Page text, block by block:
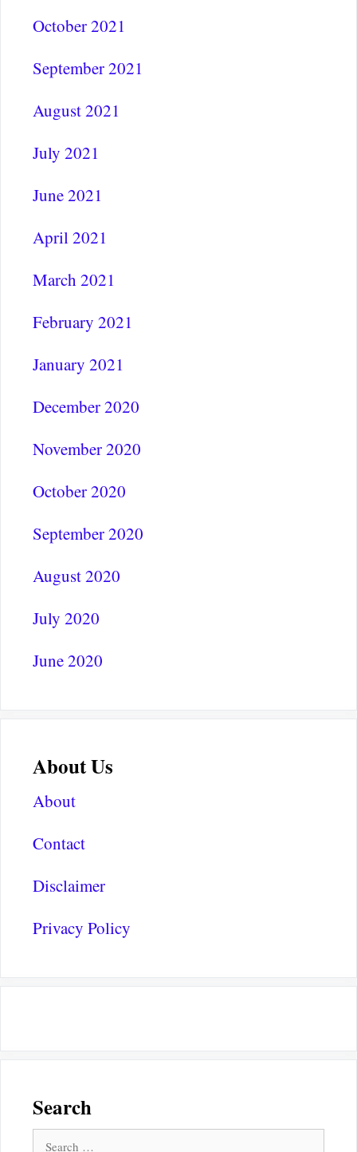
October 2021
September 2021
August 2021
July 2021
June 2021
April 2021
March 2021
February 2021
January 2021
December 2020
November 2020
October 2020
September 2020
August 2020
July 2020
June 2020
About Us
About
Contact
Disclaimer
Privacy Policy
Search
Search